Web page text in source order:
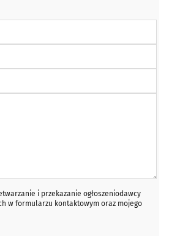
i przekazanie ogłoszeniodawcy
w formularzu kontaktowym oraz mojego